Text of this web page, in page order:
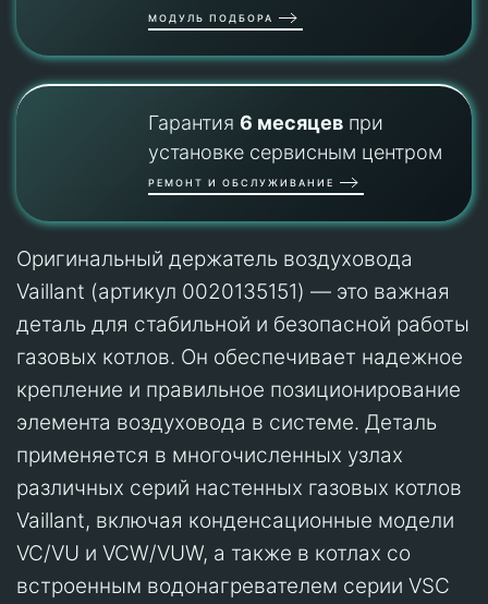
МОДУЛЬ ПОДБОРА
Гарантия 6 месяцевпри
установке сервисным центром
РЕМОНТ И ОБСЛУЖИВАНИЕ
Оригинальный держатель воздуховода
Vaillant (артикул 0020135151) — это важная
деталь для стабильной и безопасной работы
газовых котлов. Он обеспечивает надежное
крепление и правильное позиционирование
элемента воздуховода в системе. Деталь
применяется в многочисленных узлах
различных серий настенных газовых котлов
Vaillant, включая конденсационные модели
VC/VU и VCW/VUW, а также в котлах со
встроенным водонагревателем серии VSC